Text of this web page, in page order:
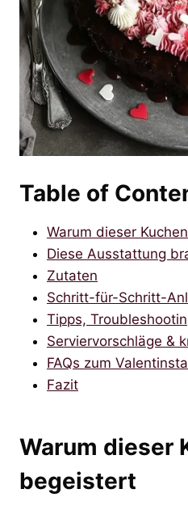
Table of
Warum dieser
Diese Ausstattung
Zutaten
Schritt-für-Schritt-
Tipps,
Serviervorschläge &
FAQs zum
Fazit
Warum dieser
begeistert